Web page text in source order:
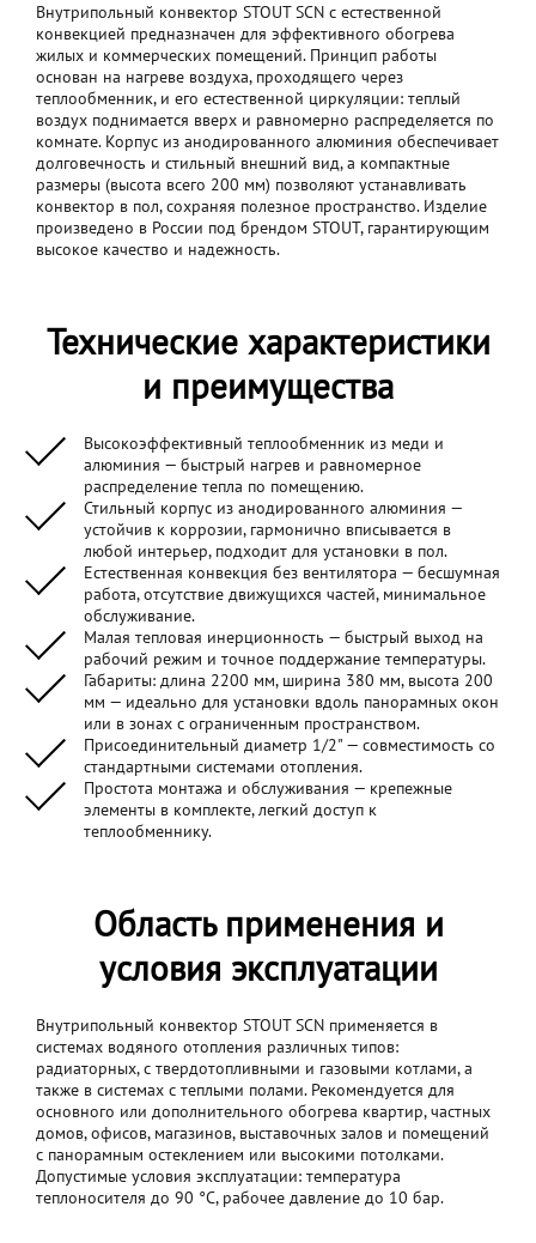
Внутрипольный конвектор STOUT SCN с естественной
конвекцией предназначен для эффективного обогрева
жилых и коммерческих помещений. Принцип работы
основан на нагреве воздуха, проходящего через
теплообменник, и его естественной циркуляции: теплый
воздух поднимается вверх и равномерно распределяется по
комнате. Корпус из анодированного алюминия обеспечивает
долговечность и стильный внешний вид, а компактные
размеры (высота всего 200 мм) позволяют устанавливать
конвектор в пол, сохраняя полезное пространство. Изделие
произведено в России под брендом STOUT, гарантирующим
высокое качество и надежность.
Технические характеристики
и преимущества
Высокоэффективный теплообменник из меди и
алюминия — быстрый нагрев и равномерное
распределение тепла по помещению.
Стильный корпус из анодированного алюминия —
устойчив к коррозии, гармонично вписывается в
любой интерьер, подходит для установки в пол.
Естественная конвекция без вентилятора — бесшумная
работа, отсутствие движущихся частей, минимальное
обслуживание.
Малая тепловая инерционность — быстрый выход на
рабочий режим и точное поддержание температуры.
Габариты: длина 2200 мм, ширина 380 мм, высота 200
мм — идеально для установки вдоль панорамных окон
или в зонах с ограниченным пространством.
Присоединительный диаметр 1/2" — совместимость со
стандартными системами отопления.
Простота монтажа и обслуживания — крепежные
элементы в комплекте, легкий доступ к
теплообменнику.
Область применения и
условия эксплуатации
Внутрипольный конвектор STOUT SCN применяется в
системах водяного отопления различных типов:
радиаторных, с твердотопливными и газовыми котлами, а
также в системах с теплыми полами. Рекомендуется для
основного или дополнительного обогрева квартир, частных
домов, офисов, магазинов, выставочных залов и помещений
с панорамным остеклением или высокими потолками.
Допустимые условия эксплуатации: температура
теплоносителя до 90 °C, рабочее давление до 10 бар.